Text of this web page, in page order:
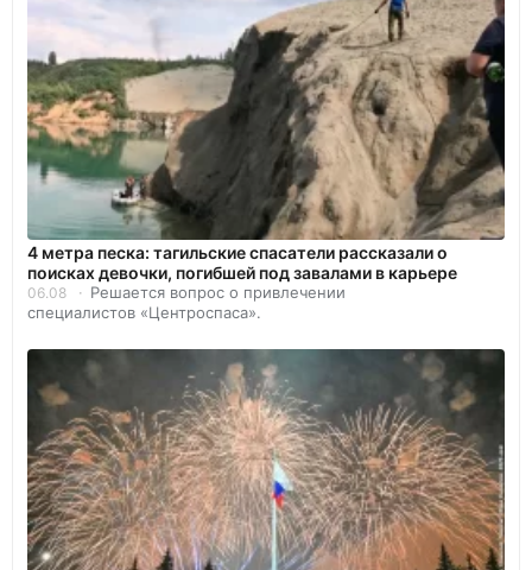
4 метра песка: тагильские спасатели рассказали о
поисках девочки, погибшей под завалами в карьере
06.08
Решается вопрос о привлечении
специалистов «Центроспаса».